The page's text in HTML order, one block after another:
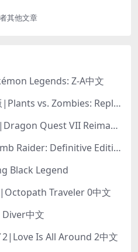
其他文章
Legends: Z-A中文
植物大战僵尸：重植版|Plants vs. Zombies: Replanted中文
勇者斗恶龙7：重制版|Dragon Quest VII Reimagined中文
古墓丽影：决定版|Tomb Raider: Definitive Edition中文
Black Legend
Traveler 0中文
中文
2|Love Is All Around 2中文